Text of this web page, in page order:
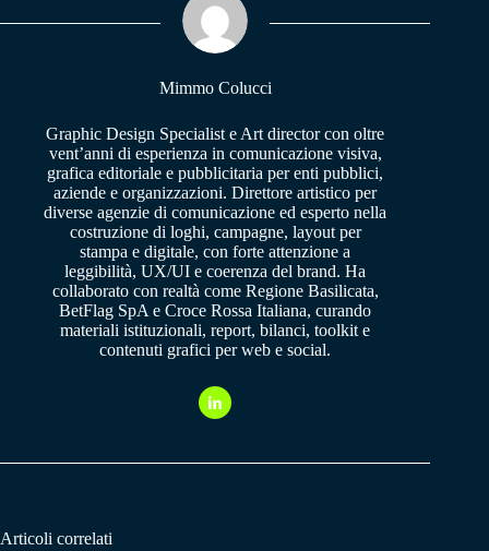
pp m
Mimmo Colucci
Graphic Design Specialist e Art director con oltre
vent’anni di esperienza in comunicazione visiva,
grafica editoriale e pubblicitaria per enti pubblici,
aziende e organizzazioni. Direttore artistico per
diverse agenzie di comunicazione ed esperto nella
costruzione di loghi, campagne, layout per
stampa e digitale, con forte attenzione a
leggibilità, UX/UI e coerenza del brand. Ha
collaborato con realtà come Regione Basilicata,
BetFlag SpA e Croce Rossa Italiana, curando
materiali istituzionali, report, bilanci, toolkit e
contenuti grafici per web e social.
Articoli correlati